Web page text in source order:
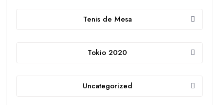
Tenis de Mesa
Tokio 2020
Uncategorized